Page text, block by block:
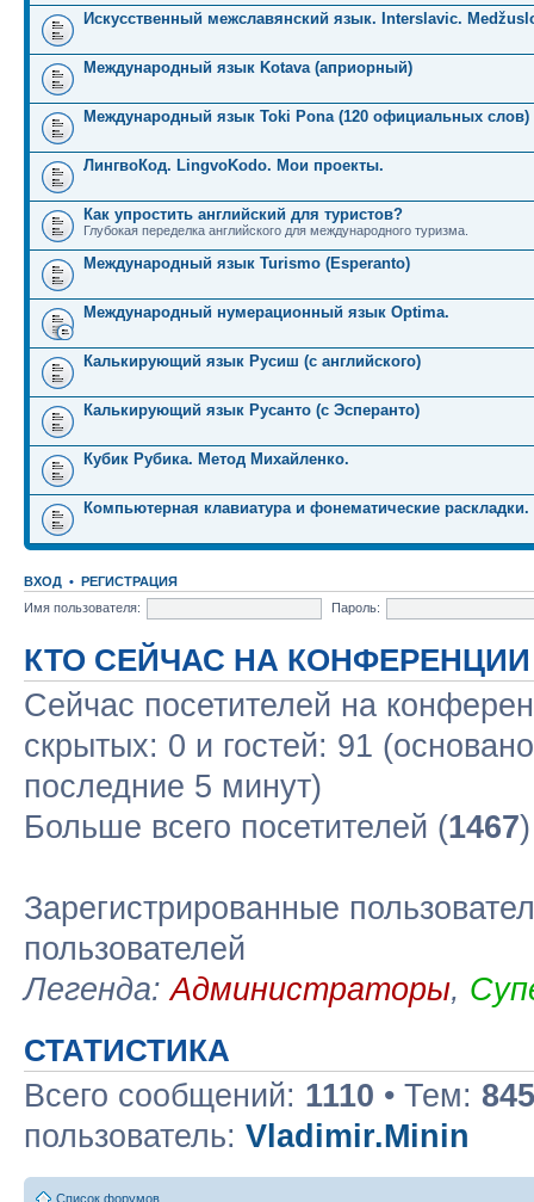
Искусственный межславянский язык. Interslavic.
Международный язык Kotava (априорный)
Международный язык Toki Pona (120 официальных слов)
ЛингвоКод. LingvoKodo. Мои проекты.
Как упростить английский для туристов?
Глубокая переделка английского для международного туризма.
Международный язык Turismo (Esperanto)
Международный нумерационный язык Optima.
Калькирующий язык Русиш (с английского)
Калькирующий язык Русанто (с Эсперанто)
Кубик Рубика. Метод Михайленко.
Компьютерная клавиатура и фонематические раскладки.
ВХОД • РЕГИСТРАЦИЯ
Имя пользователя:
Пароль:
КТО СЕЙЧАС НА КОНФЕРЕНЦИИ
Сейчас посетителей на
скрытых: 0 и гостей: 91
последние 5 минут)
Больше всего посетителей (1467
Зарегистрированные
пользователей
Легенда:Администраторы,
СТАТИСТИКА
Всего сообщений: 1110 • Тем: 845
пользователь: Vladimir.Minin
Список форумов